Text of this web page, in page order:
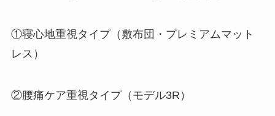
①寝心地重視タイプ（敷布団・プレミアムマット
レス）
②腰痛ケア重視タイプ（モデル3R）